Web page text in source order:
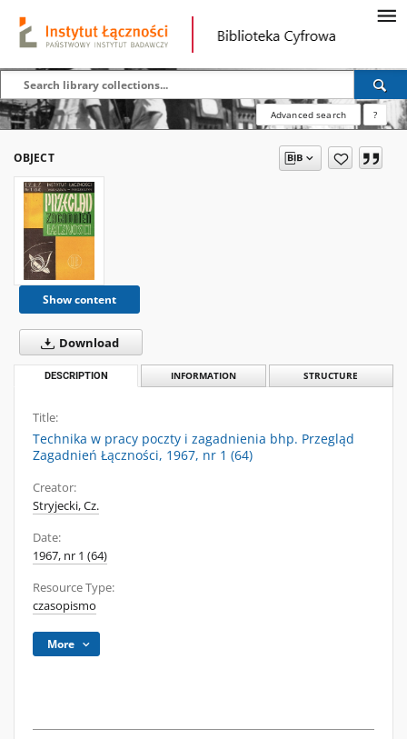
Advanced search ?
OBJECT
Show content
Download
DESCRIPTION INFORMATION STRUCTURE
Title:
Technika w pracy poczty i zagadnienia bhp. Przegląd
Zagadnień Łączności, 1967, nr 1 (64)
Creator:
Stryjecki, Cz.
Date:
1967, nr 1 (64)
Resource Type:
czasopismo
More